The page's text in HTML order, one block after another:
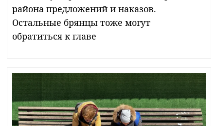
района предложений и наказов.
Остальные брянцы тоже могут
обратиться к главе